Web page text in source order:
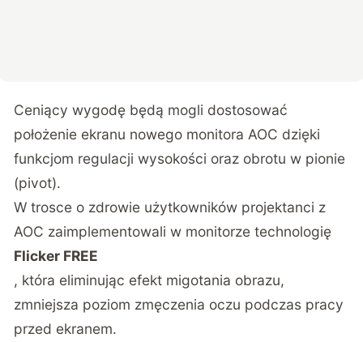
Ceniący wygodę będą mogli dostosować
położenie ekranu nowego monitora AOC dzięki
funkcjom regulacji wysokości oraz obrotu w pionie
(pivot).
W trosce o zdrowie użytkowników projektanci z
AOC zaimplementowali w monitorze technologię
Flicker FREE
, która eliminując efekt migotania obrazu,
zmniejsza poziom zmęczenia oczu podczas pracy
przed ekranem.